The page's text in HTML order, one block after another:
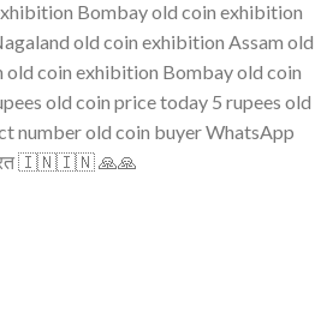
exhibition Bombay old coin exhibition
old coin exhibition Assam old
coin exhibition Bombay old coin
old coin price today 5 rupees old
number old coin buyer WhatsApp
🇮🇳🇮🇳 🙏🙏